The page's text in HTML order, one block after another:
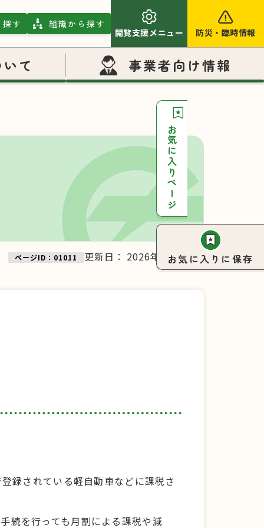
す 組織から探す
閲覧支援メニュー 防災 ・ 臨時情報
て 事業者向け情報
お気に入りページ
お気に入りに保存
ページID：01011 更新日： 2026年04月23日
録されている軽自動車などに課税さ
続を行っても月割による課税や減